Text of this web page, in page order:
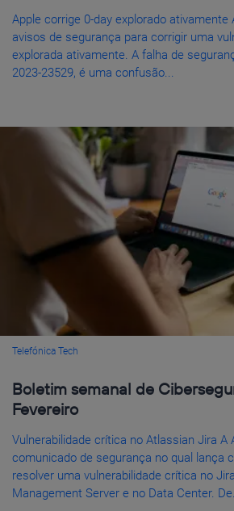
Apple corrige 0-day explorado ativamente
avisos de segurança para corrigir uma
explorada ativamente. A falha de
2023-23529, é uma confusão...
Telefónica Tech
Boletim semanal de
Fevereiro
Vulnerabilidade crítica no Atlassian Jira A
comunicado de segurança no qual lança
resolver uma vulnerabilidade crítica no
Management Server e no Data Center. De...